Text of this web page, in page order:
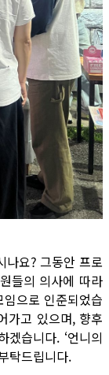
나요? 그동안 프로
들의 의사에 따라
으로 인준되었습
가고 있으며, 향후
습니다. ‘언니의
탁드립니다.